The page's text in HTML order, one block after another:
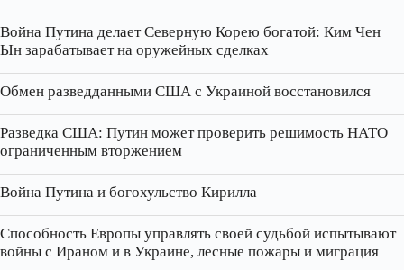
Война Путина делает Северную Корею богатой: Ким Чен
Ын зарабатывает на оружейных сделках
Обмен разведданными США с Украиной восстановился
Разведка США: Путин может проверить решимость НАТО
ограниченным вторжением
Война Путина и богохульство Кирилла
Способность Европы управлять своей судьбой испытывают
войны с Ираном и в Украине, лесные пожары и миграция